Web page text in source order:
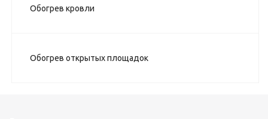
Обогрев кровли
Обогрев открытых площадок